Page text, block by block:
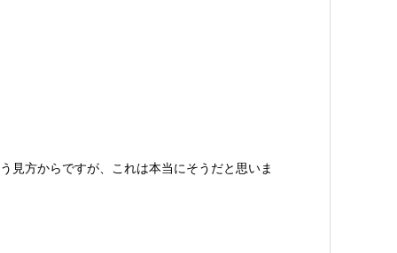
見方からですが、これは本当にそうだと思いま